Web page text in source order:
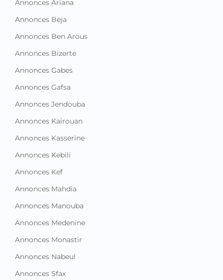
Annonces Ariana
Annonces Beja
Annonces Ben Arous
Annonces Bizerte
Annonces Gabes
Annonces Gafsa
Annonces Jendouba
Annonces Kairouan
Annonces Kasserine
Annonces Kebili
Annonces Kef
Annonces Mahdia
Annonces Manouba
Annonces Medenine
Annonces Monastir
Annonces Nabeul
Annonces Sfax